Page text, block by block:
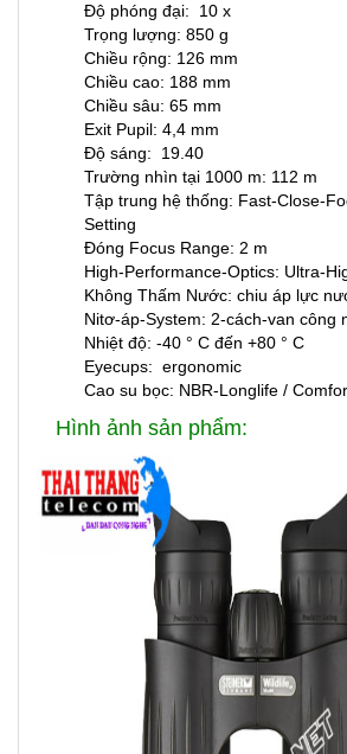
Độ phóng đại: 10 x
Trọng lượng: 850 g
Chiều rộng: 126 mm
Chiều cao: 188 mm
Chiều sâu: 65 mm
Exit Pupil: 4,4 mm
Độ sáng: 19.40
Trường nhìn tại 1000 m: 112 m
Tập trung hệ thống: Fast-Close-
Setting
Đóng Focus Range: 2 m
High-Performance-Optics: Ultra-
Không Thấm Nước: chiu áp lực
Nitơ-áp-System: 2-cách-van công
Nhiệt độ: -40 ° C đến +80 ° C
Eyecups: ergonomic
Cao su bọc: NBR-Longlife /
Hình ảnh sản phẩm: